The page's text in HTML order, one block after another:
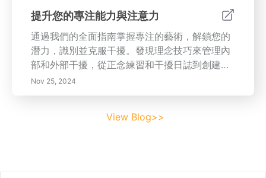
提升您的專注能力與注意力
通過我們的全面指南掌握專注的藝術，解鎖您的
潛力，識別並克服干擾。發現理念技巧來管理內
部和外部干擾，從正念練習和干擾日誌到創建高
效的工作空間。學習有效的時間管理策略，包括
番茄工作法和艾森豪威爾矩陣，這些能夠增強您
中的角色，以及如何通過正念和身體健康來改善
Nov 25, 2024
View Blog>>